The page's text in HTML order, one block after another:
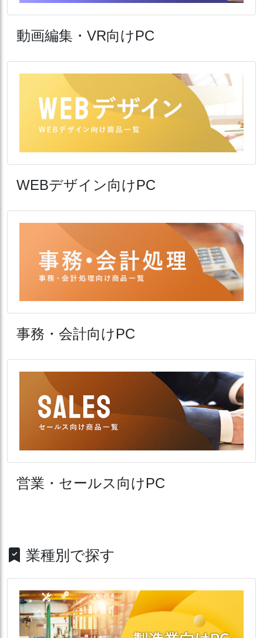
動画編集・VR向けPC
WEBデザイン向けPC
事務・会計向けPC
営業・セールス向けPC
業種別で探す